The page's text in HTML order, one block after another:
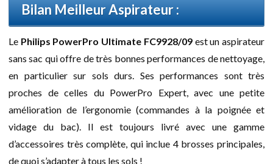
Bilan Meilleur Aspirateur :
Le Philips PowerPro Ultimate FC9928/09est un aspirateur
sans sac qui offre de très bonnes performances de nettoyage,
en particulier sur sols durs. Ses performances sont très
proches de celles du PowerPro Expert, avec une petite
amélioration de l’ergonomie (commandes à la poignée et
vidage du bac). Il est toujours livré avec une gamme
d’accessoires très complète, qui inclue 4 brosses principales,
de quoi s’adapter à tous les sols !